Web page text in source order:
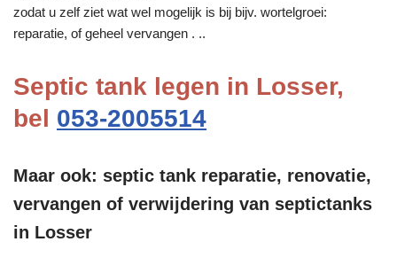
zodat u zelf ziet wat wel mogelijk is bij bijv. wortelgroei:
reparatie, of geheel vervangen . ..
Septic tank legen in Losser,
bel 053-2005514
Maar ook: septic tank reparatie, renovatie,
vervangen of verwijdering van septictanks
in Losser